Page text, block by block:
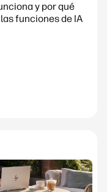
y por qué
funciones de IA